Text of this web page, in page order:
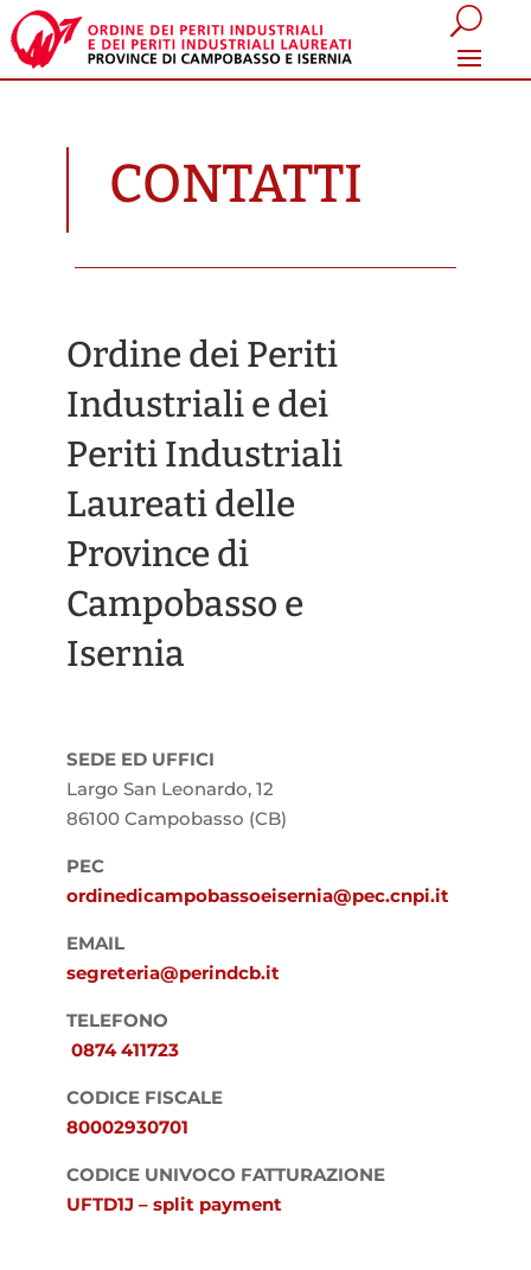
CONTATTI
Ordine dei Periti
Industriali e dei
Periti Industriali
Laureati delle
Province di
Campobasso e
Isernia
SEDE ED UFFICI
Largo San Leonardo, 12
86100 Campobasso (CB)
PEC
ordinedicampobassoeisernia@pec.cnpi.it
EMAIL
segreteria@perindcb.it
TELEFONO
0874 411723
CODICE FISCALE
80002930701
CODICE UNIVOCO FATTURAZIONE
UFTD1J – split payment